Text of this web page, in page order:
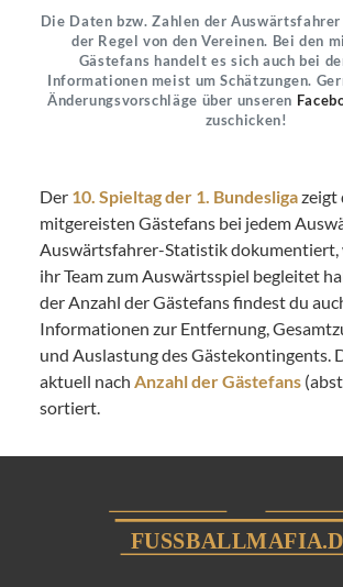
Die Daten bzw. Zahlen der
der Regel von den Vereinen. Bei den
Gästefans handelt es sich auch bei
Informationen meist um Schätzungen.
Änderungsvorschläge über unseren
zuschicken!
Der 10. Spieltag der 1. Bundesligazeigt
mitgereisten Gästefans bei jedem
Auswärtsfahrer-Statistik dokumentiert,
ihr Team zum Auswärtsspiel begleitet
der Anzahl der Gästefans findest du
Informationen zur Entfernung,
und Auslastung des Gästekontingents.
aktuell nach Anzahl der Gästefans
sortiert.